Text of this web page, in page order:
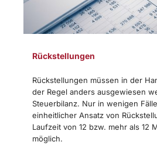
Rückstellungen
Rückstellungen müssen in der
der Regel anders ausgewiesen
Steuerbilanz. Nur in wenigen
einheitlicher Ansatz von
Laufzeit von 12 bzw. mehr als 12
möglich.